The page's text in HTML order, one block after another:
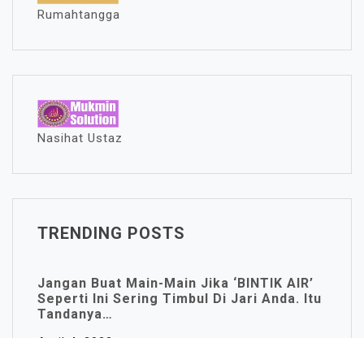
Rumahtangga
Nasihat Ustaz
TRENDING POSTS
Jangan Buat Main-Main Jika ‘BINTIK AIR’
Seperti Ini Sering Timbul Di Jari Anda. Itu
Tandanya…